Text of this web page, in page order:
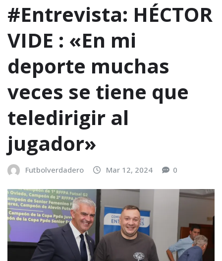
#Entrevista: HÉCTOR
VIDE : «En mi
deporte muchas
veces se tiene que
teledirigir al
jugador»
Futbolverdadero Mar 12, 2024 0